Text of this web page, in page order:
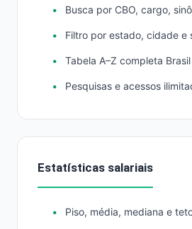
Busca por CBO, cargo,
Filtro por estado, cidade e
Tabela A–Z completa
Pesquisas e acessos
Estatísticas salariais
Piso, média, mediana e